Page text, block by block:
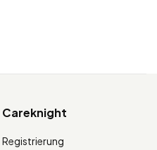
Careknight
Registrierung